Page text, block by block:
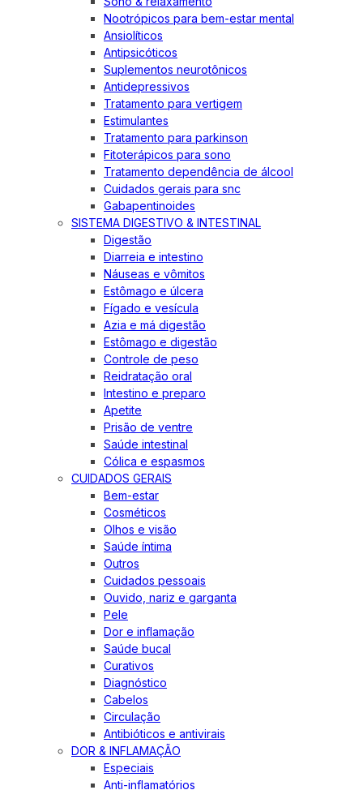
Nootrópicos para bem-estar mental
Ansiolíticos
Antipsicóticos
Suplementos neurotônicos
Antidepressivos
Tratamento para vertigem
Estimulantes
Tratamento para parkinson
Fitoterápicos para sono
Tratamento dependência de álcool
Cuidados gerais para snc
Gabapentinoides
SISTEMA DIGESTIVO & INTESTINAL
Digestão
Diarreia e intestino
Náuseas e vômitos
Estômago e úlcera
Fígado e vesícula
Azia e má digestão
Estômago e digestão
Controle de peso
Reidratação oral
Intestino e preparo
Apetite
Prisão de ventre
Saúde intestinal
Cólica e espasmos
CUIDADOS GERAIS
Bem-estar
Cosméticos
Olhos e visão
Saúde íntima
Outros
Cuidados pessoais
Ouvido, nariz e garganta
Pele
Dor e inflamação
Saúde bucal
Curativos
Diagnóstico
Cabelos
Circulação
Antibióticos e antivirais
DOR & INFLAMAÇÃO
Especiais
Anti-inflamatórios